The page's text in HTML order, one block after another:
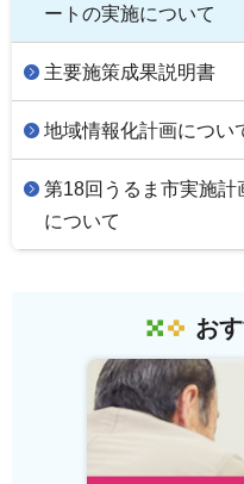
ートの実施について
主要施策成果説明書
地域情報化計画につい
第18回うるま市実施
について
お